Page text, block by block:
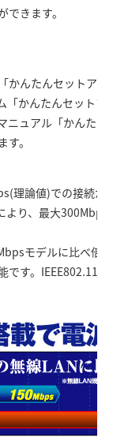
きます。
んたんセットアッ
「かんたんセット
ニュアル「かんた
。
理論値)での接続が
より、最大
モデルに比べ倍
です。